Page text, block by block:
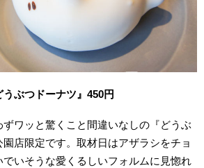
うぶつドーナツ』450円
ワッと驚くこと間違いなしの『どうぶ
店限定です。取材日はアザラシをチョ
いそうな愛くるしいフォルムに見惚れ